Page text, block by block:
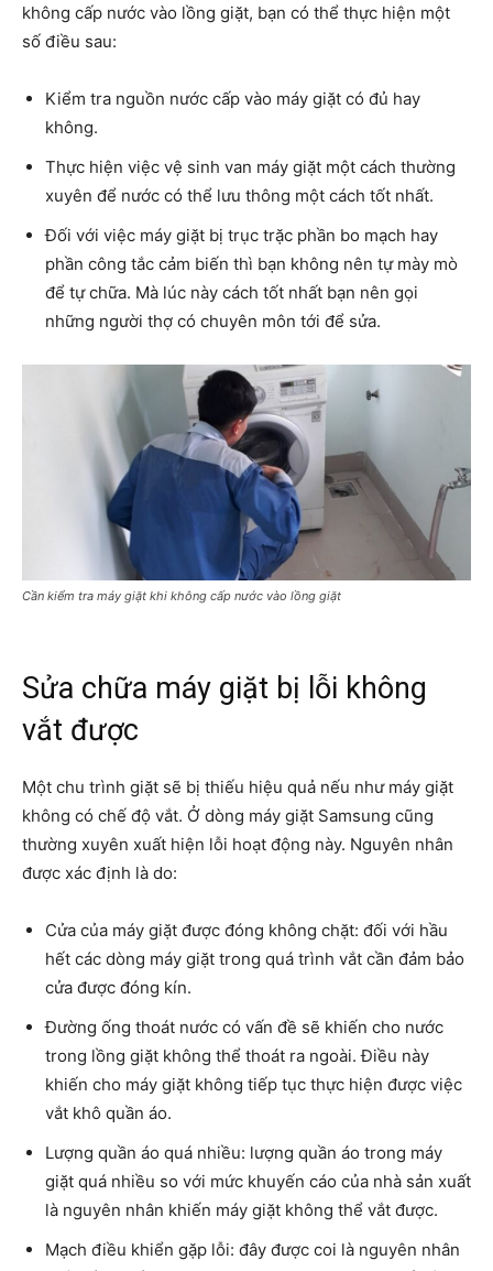
không cấp nước vào lồng giặt, bạn có thể thực hiện một
số điều sau:
Kiểm tra nguồn nước cấp vào máy giặt có đủ hay
không.
Thực hiện việc vệ sinh van máy giặt một cách thường
xuyên để nước có thể lưu thông một cách tốt nhất.
Đối với việc máy giặt bị trục trặc phần bo mạch hay
phần công tắc cảm biến thì bạn không nên tự mày mò
để tự chữa. Mà lúc này cách tốt nhất bạn nên gọi
những người thợ có chuyên môn tới để sửa.
Cần kiểm tra máy giặt khi không cấp nước vào lồng giặt
Sửa chữa máy giặt bị lỗi không
vắt được
Một chu trình giặt sẽ bị thiếu hiệu quả nếu như máy giặt
không có chế độ vắt. Ở dòng máy giặt Samsung cũng
thường xuyên xuất hiện lỗi hoạt động này. Nguyên nhân
được xác định là do:
Cửa của máy giặt được đóng không chặt: đối với hầu
hết các dòng máy giặt trong quá trình vắt cần đảm bảo
cửa được đóng kín.
Đường ống thoát nước có vấn đề sẽ khiến cho nước
trong lồng giặt không thể thoát ra ngoài. Điều này
khiến cho máy giặt không tiếp tục thực hiện được việc
vắt khô quần áo.
Lượng quần áo quá nhiều: lượng quần áo trong máy
giặt quá nhiều so với mức khuyến cáo của nhà sản xuất
là nguyên nhân khiến máy giặt không thể vắt được.
Mạch điều khiển gặp lỗi: đây được coi là nguyên nhân